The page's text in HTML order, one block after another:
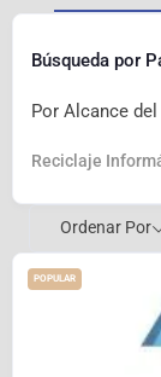
Búsqueda por
Por Alcance
Reciclaje
Ordenar Por
POPULAR